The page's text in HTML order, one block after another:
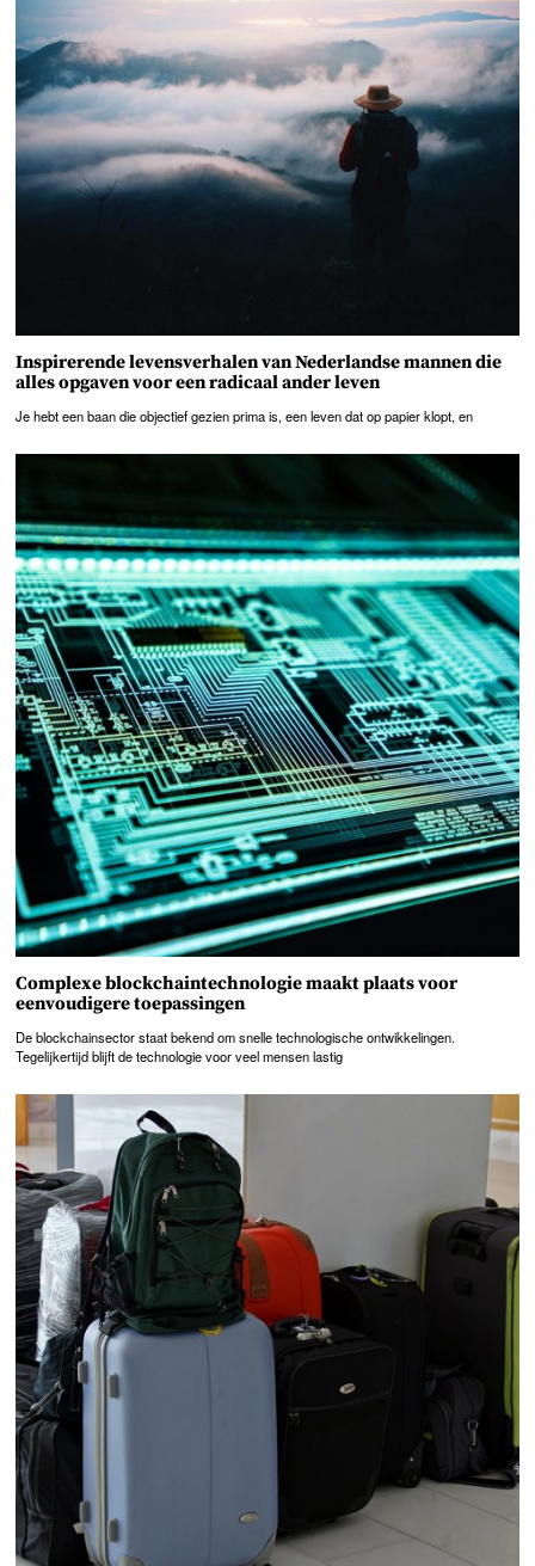
Inspirerende levensverhalen van Nederlandse mannen die
alles opgaven voor een radicaal ander leven
Je hebt een baan die objectief gezien prima is, een leven dat op papier klopt, en
Complexe blockchaintechnologie maakt plaats voor
eenvoudigere toepassingen
De blockchainsector staat bekend om snelle technologische ontwikkelingen.
Tegelijkertijd blijft de technologie voor veel mensen lastig